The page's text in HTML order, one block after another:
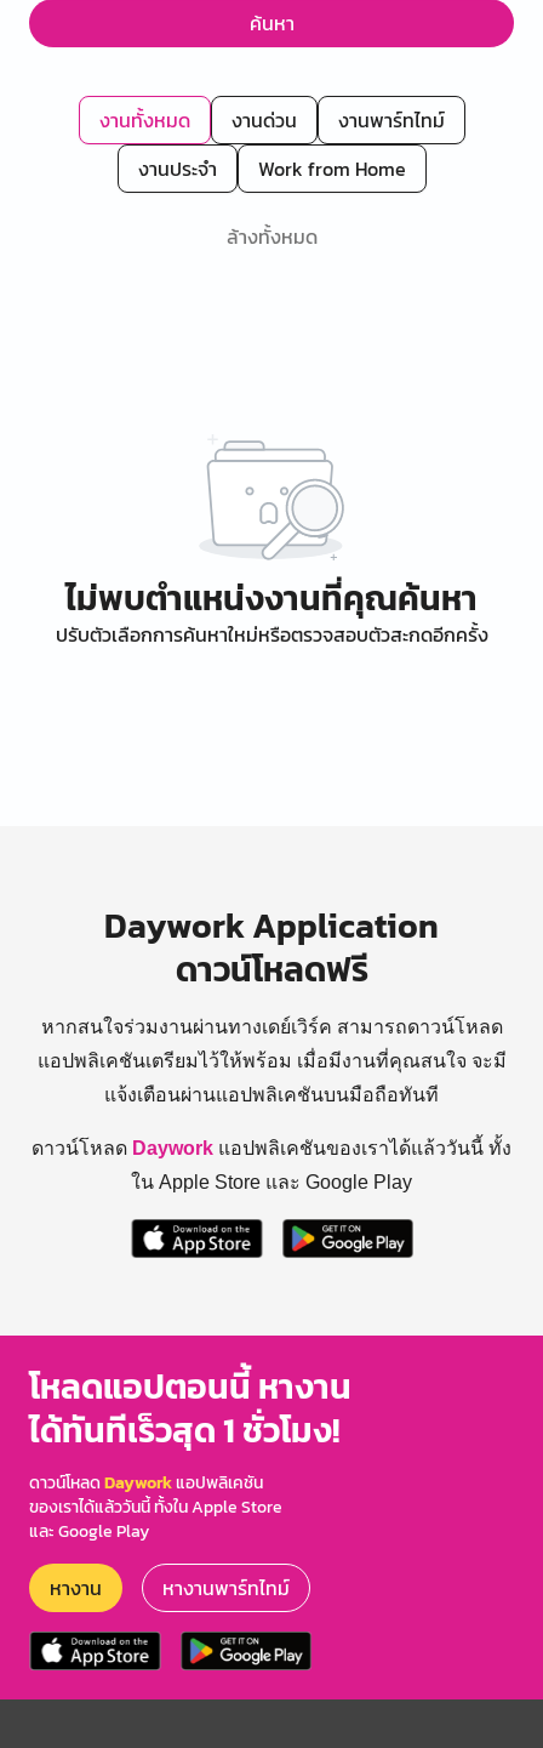
ค้นหา
งานทั้งหมด งานด่วน
งานพาร์ทไทม์
งานประจำ
Work from Home
ล้างทั้งหมด
ไม่พบตำแหน่งงานที่คุณค้นหา
ปรับตัวเลือกการค้นหาใหม่หรือตรวจสอบตัวสะกดอีกครั้ง
Daywork Application
ดาวน์โหลดฟรี
หากสนใจร่วมงานผ่านทางเดย์เวิร์ค สามารถดาวน์โหลด
แอปพลิเคชันเตรียมไว้ให้พร้อม เมื่อมีงานที่คุณสนใจ จะมี
แจ้งเตือนผ่านแอปพลิเคชันบนมือถือทันที
ดาวน์โหลด Daywork แอปพลิเคชันของเราได้แล้ววันนี้ ทั้ง
ใน Apple Store และ Google Play
โหลดแอปตอนนี้ หางาน
ได้ทันทีเร็วสุด 1 ชั่วโมง!
ดาวน์โหลดDayworkแอปพลิเคชัน
ของเราได้แล้ววันนี้ ทั้งใน Apple Store
และ Google Play
หางาน หางานพาร์ทไทม์